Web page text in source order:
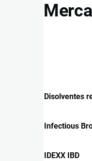
Disolventes
Infectious
IDEXX IBD